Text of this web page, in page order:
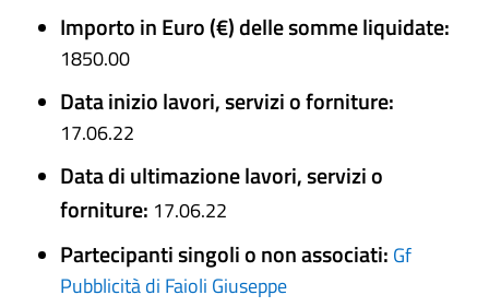
Importo in Euro (€) delle somme liquidate:
1850.00
Data inizio lavori, servizi o forniture:
17.06.22
Data di ultimazione lavori, servizi o
forniture: 17.06.22
Partecipanti singoli o non associati: Gf
Pubblicità di Faioli Giuseppe